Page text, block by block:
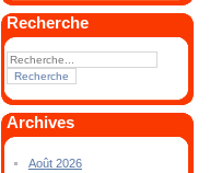
Recherche
Archives
Août 2026